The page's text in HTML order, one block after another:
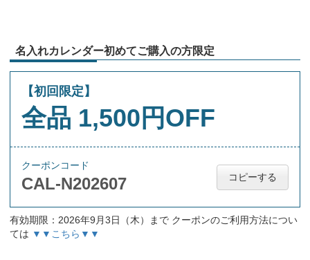
名入れカレンダー初めてご購入の方限定
【初回限定】
全品 1,500円OFF
クーポンコード
CAL-N202607 コピーする
有効期限：2026年9月3日（木）まで クーポンのご利用方法につい
ては ▼▼こちら▼▼